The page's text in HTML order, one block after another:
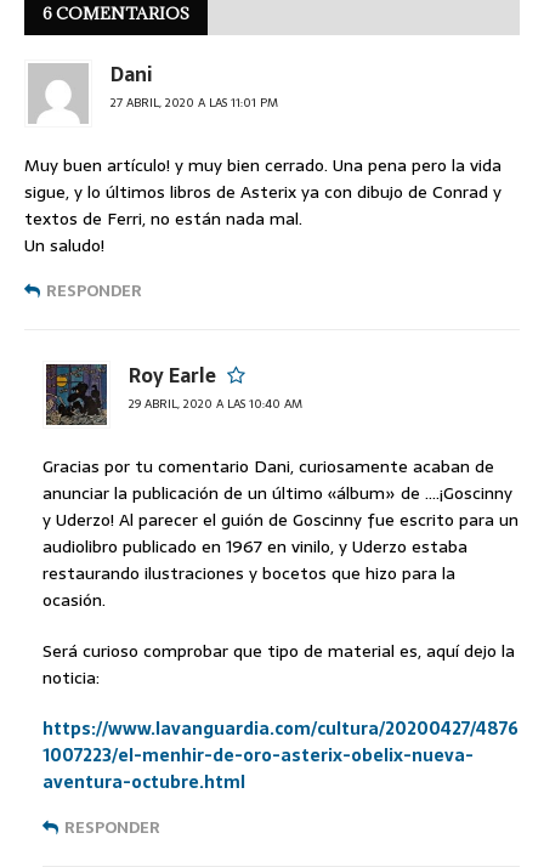
6 COMENTARIOS
Dani
27 ABRIL, 2020 A LAS 11:01 PM
Muy buen artículo! y muy bien cerrado. Una pena pero la vida
sigue, y lo últimos libros de Asterix ya con dibujo de Conrad y
textos de Ferri, no están nada mal.
Un saludo!
RESPONDER
Roy Earle
29 ABRIL, 2020 A LAS 10:40 AM
Gracias por tu comentario Dani, curiosamente acaban de
anunciar la publicación de un último «álbum» de ….¡Goscinny
y Uderzo! Al parecer el guión de Goscinny fue escrito para un
audiolibro publicado en 1967 en vinilo, y Uderzo estaba
restaurando ilustraciones y bocetos que hizo para la
ocasión.
Será curioso comprobar que tipo de material es, aquí dejo la
noticia:
https://www.lavanguardia.com/cultura/20200427/4876
1007223/el-menhir-de-oro-asterix-obelix-nueva-
aventura-octubre.html
RESPONDER